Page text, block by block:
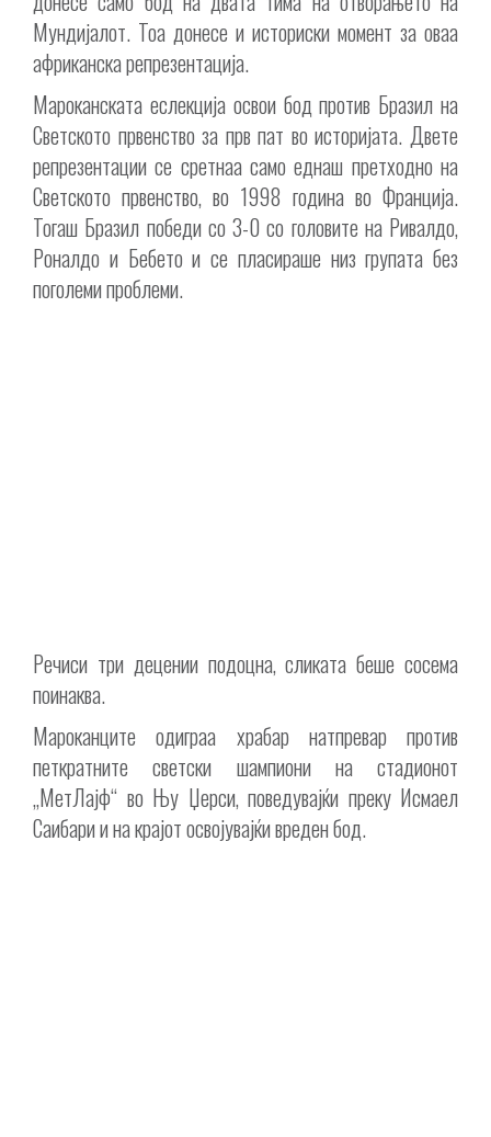
Мундијалот. Тоа донесе и историски момент за оваа
африканска репрезентација.
Мароканската еслекција освои бод против Бразил на
Светското првенство за прв пат во историјата. Двете
репрезентации се сретнаа само еднаш претходно на
Светското првенство, во 1998 година во Франција.
Тогаш Бразил победи со 3-0 со головите на Ривалдо,
Роналдо и Бебето и се пласираше низ групата без
поголеми проблеми.
Речиси три децении подоцна, сликата беше сосема
поинаква.
Мароканците одиграа храбар натпревар против
петкратните светски шампиони на стадионот
„МетЛајф“ во Њу Џерси, поведувајќи преку Исмаел
Саибари и на крајот освојувајќи вреден бод.